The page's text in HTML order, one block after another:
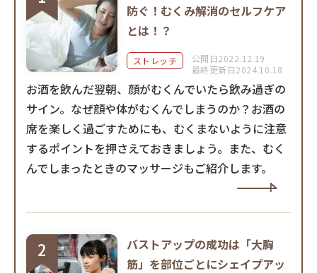
防ぐ！むくみ解消のセルフケア
とは！？
ストレッチ
公開日2022.12.19
最終更新日2024.10.18
お酒を飲んだ翌朝、顔がむくんでいたら飲み過ぎの
サイン。なぜ顔や体がむくんでしまうのか？お酒の
席を楽しく過ごすためにも、むくまないように注意
するポイントを押さえておきましょう。また、むく
んでしまったときのマッサージもご紹介します。
バストアップの成功は「大胸
筋」を部位ごとにシェイプアッ